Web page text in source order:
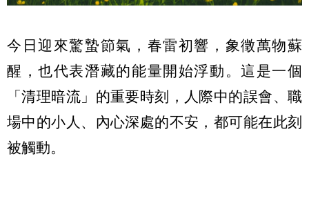
今日迎來驚蟄節氣，春雷初響，象徵萬物蘇
醒，也代表潛藏的能量開始浮動。這是一個
「清理暗流」的重要時刻，人際中的誤會、職
場中的小人、內心深處的不安，都可能在此刻
被觸動。